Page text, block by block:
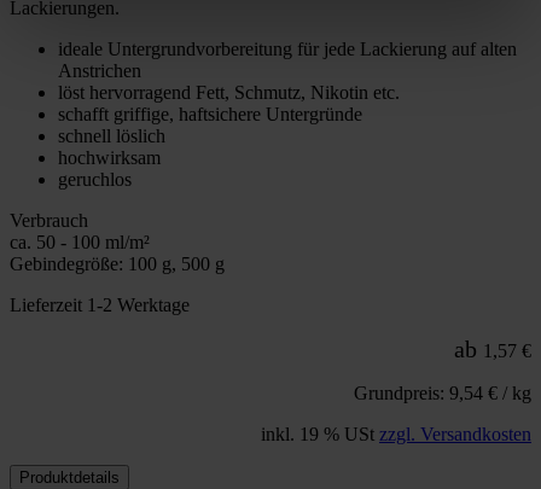
Lackierungen.
ideale Untergrundvorbereitung für jede Lackierung auf alten
Anstrichen
löst hervorragend Fett, Schmutz, Nikotin etc.
schafft griffige, haftsichere Untergründe
schnell löslich
hochwirksam
geruchlos
Verbrauch
ca. 50 - 100 ml/m²
Gebindegröße: 100 g, 500 g
Lieferzeit 1-2 Werktage
ab 1,57 €
Grundpreis: 9,54 € / kg
inkl. 19 % USt zzgl. Versandkosten
Produktdetails